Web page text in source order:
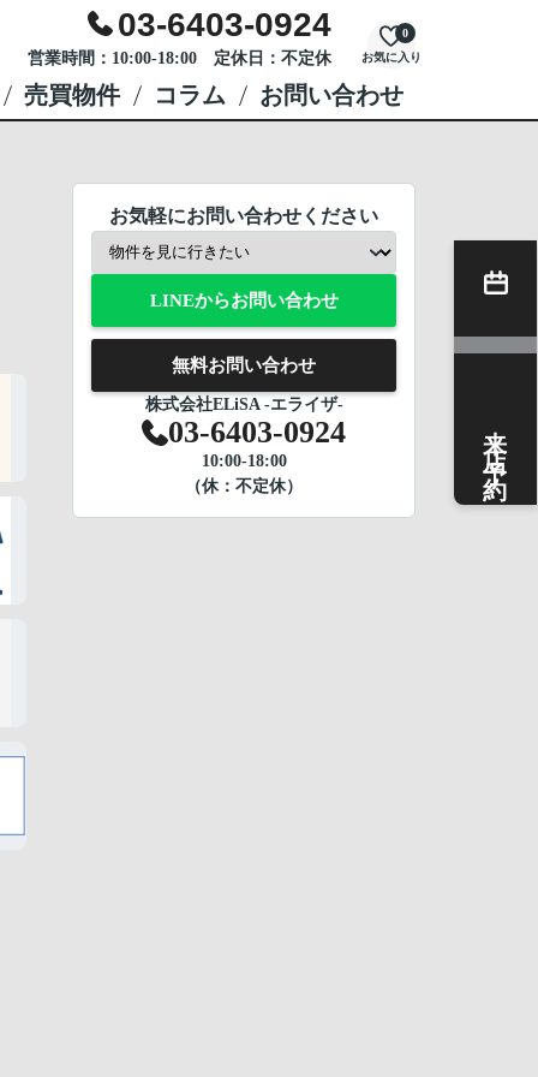
03-6403-0924
営業時間：10:00-18:00 定休日：不定休 お気に入り
0
売買物件 コラム お問い合わせ
お気軽にお問い合わせください
LINEからお問い合わせ
無料お問い合わせ
株式会社ELiSA -エライザ-
03-6403-0924
10:00-18:00
（休：不定休）
来店予約